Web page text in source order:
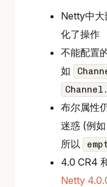
Netty中大
化了操作
不能配置
如
布尔属性
迷惑 (例
所以
4.0 CR4
Netty